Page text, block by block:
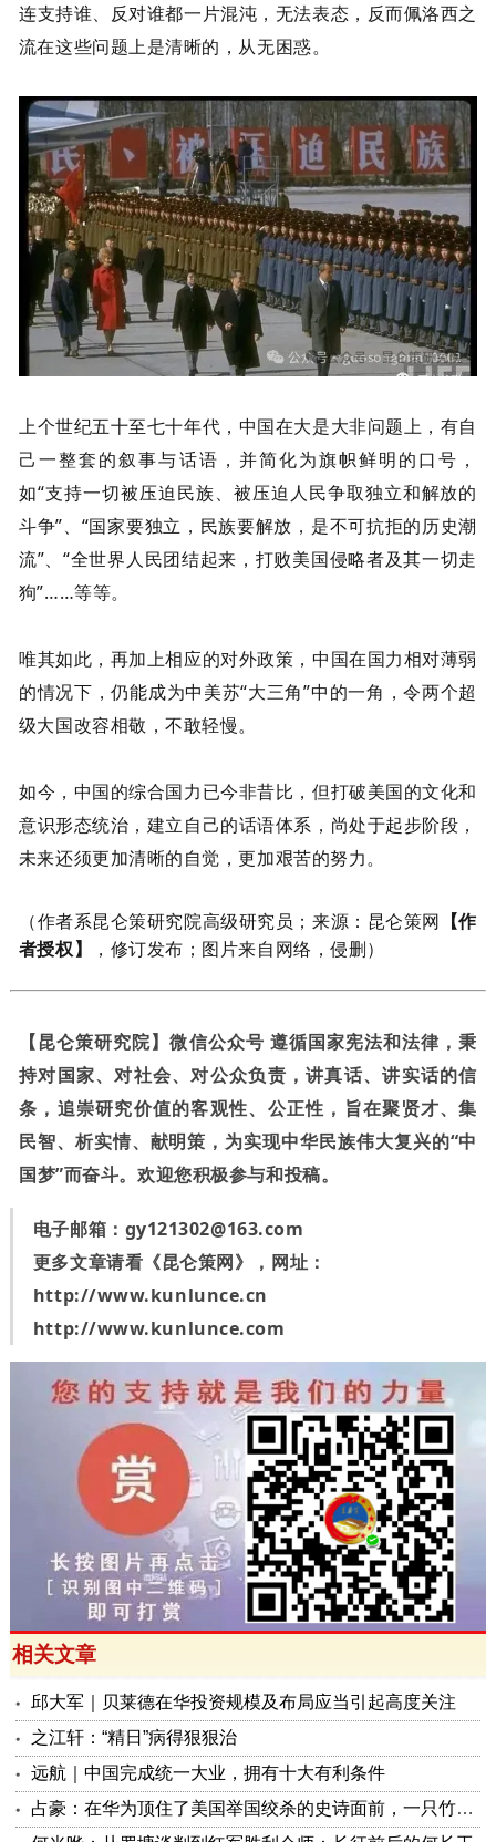
连支持谁、反对谁都一片混沌，无法表态，反而佩洛西之
流在这些问题上是清晰的，从无困惑。
上个世纪五十至七十年代，中国在大是大非问题上，有自
己一整套的叙事与话语，并简化为旗帜鲜明的口号，
如“支持一切被压迫民族、被压迫人民争取独立和解放的
斗争”、“国家要独立，民族要解放，是不可抗拒的历史潮
流”、“全世界人民团结起来，打败美国侵略者及其一切走
狗”……等等。
唯其如此，再加上相应的对外政策，中国在国力相对薄弱
的情况下，仍能成为中美苏“大三角”中的一角，令两个超
级大国改容相敬，不敢轻慢。
如今， 中国的综合国力已今非昔比，但打破美国的文化和
意识形态统治，建立自己的话语体系，尚处于起步阶段，
未来还须更加清晰的自觉，更加艰苦的努力。
（作者系昆仑策研究院高级研究员 ；来源：昆仑策网 【作
者授权】
，修订发布；图片来自网络，侵删）
【昆仑策研究院】微信公众号 遵循国家宪法和法律，秉
持对国家、对社会、对公众负责，讲真话、讲实话的信
条，追崇研究价值的客观性、公正性，旨在聚贤才、集
民智、析实情、献明策，为实现中华民族伟大复兴的“中
国梦”而奋斗。欢迎您积极参与和投稿。
电子邮箱： gy121302@163.com
更多文章请看《昆仑策网》，网址：
http://www.kunlunce.cn
http://www.kunlunce.com
相关文章
邱大军｜贝莱德在华投资规模及布局应当引起高度关注
之江轩：“精日”病得狠狠治
远航｜中国完成统一大业，拥有十大有利条件
占豪：在华为顶住了美国举国绞杀的史诗面前，一只竹知了算什么？